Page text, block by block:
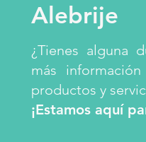
Alebrije
¿Tienes alguna
más
productos y
¡Estamos aquí